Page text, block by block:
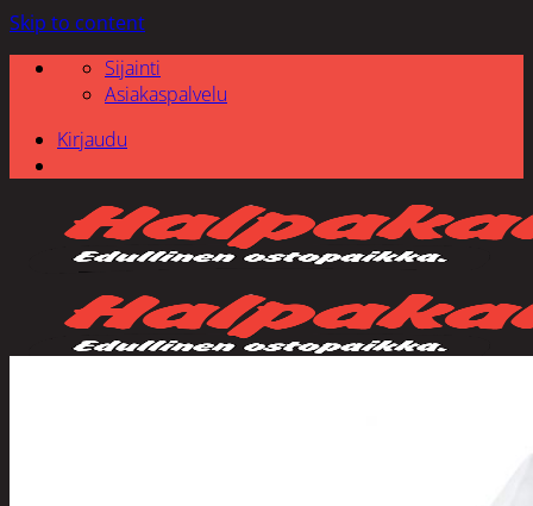
Skip to content
Sijainti
Asiakaspalvelu
Kirjaudu